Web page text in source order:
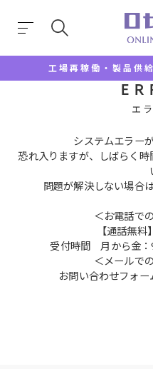
工場再稼働・製品供
エ
システムエラー
恐れ入りますが、しばらく
問題が解決しない場合
＜お電話で
【通話無
受付時間 月から金：
＜メールで
お問い合わせフォー